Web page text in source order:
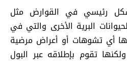
رئيسي في القوارض مثل
البرية الأخرى والتي في
أي تشوهات أو أعراض مرضية
تقوم بإطلاقه عبر البول